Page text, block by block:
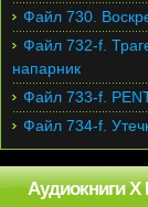
Файл 730.
Файл 732-f.
напарник
Файл 733-f.
Файл 734-f.
Аудиокниги X